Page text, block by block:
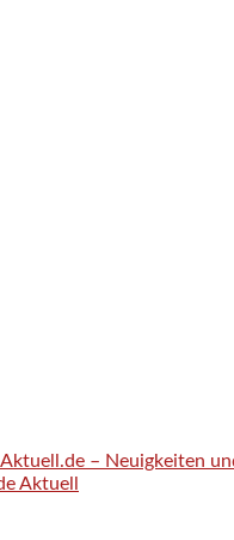
Aktuell.de – Neuigkeiten